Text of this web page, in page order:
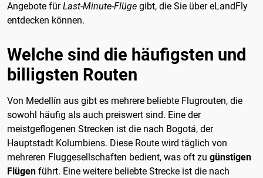
Angebote fürLast-Minute-Flüge gibt, die Sie über eLandFly
entdecken können.
Welche sind die häufigsten und
billigsten Routen
Von Medellín aus gibt es mehrere beliebte Flugrouten, die
sowohl häufig als auch preiswert sind. Eine der
meistgeflogenen Strecken ist die nach Bogotá, der
Hauptstadt Kolumbiens. Diese Route wird täglich von
mehreren Fluggesellschaften bedient, was oft zu günstigen
Flügen führt. Eine weitere beliebte Strecke ist die nach